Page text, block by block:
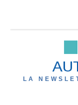
LA